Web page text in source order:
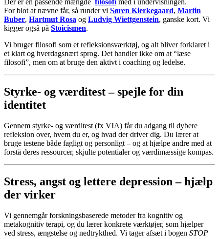
Der er en passende mængde filosofi med i undervisningen.
For blot at nævne får, så runder vi Søren Kierkegaard, Martin
Buber, Hartmut Rosa og Ludvig Wiettgenstein, ganske kort. Vi
kigger også på Stoicismen.
Vi brugerfilosofi som et refleksionsværktøj, og alt bliverforklaret i
et klart og hverdagsnært sprog. Det handlerikke om at “læse
filosofi”, men om at bruge den aktivt i coaching og ledelse.
Styrke- og værditest –spejle for din
identitet
Gennem styrke- og værditest (fx VIA) fårdu adgang til dybere
refleksion over, hvem du er, og hvad derdriverdig. Du lærerat
bruge testene både fagligt og personligt – og at hjælpe andre med at
forstå deres ressourcer, skjulte potentialerog værdimæssige kompas.
Stress, angst og lettere depression –hjælp
der virker
Vi gennemgårforskningsbaserede metoderfra kognitiv og
metakognitiv terapi, og du lærerkonkrete værktøjer, som hjælper
ved stress, ængstelse og nedtrykthed. Vi tagerafsæt i bogen STOP